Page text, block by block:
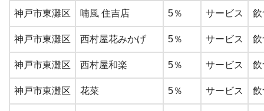
神戸市東灘区 喃風 住吉店 5％ サービス 飲
神戸市東灘区 西村屋花みかげ 5％ サービス 飲
神戸市東灘区 西村屋和楽 5％ サービス 飲
神戸市東灘区 花菜 5％ サービス 飲